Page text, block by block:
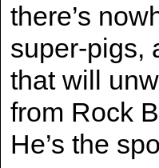
there’s
super-pigs,
that will
from Rock
He’s the